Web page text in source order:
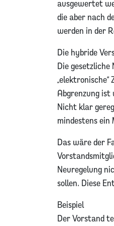
ausgewertet
die aber nach
werden in der
Die hybride
Die
Abgrenzung ist
Nicht klar
mindestens ein
Das wäre der
Neuregelung
sollen. Diese
Beispiel
Der Vorstand